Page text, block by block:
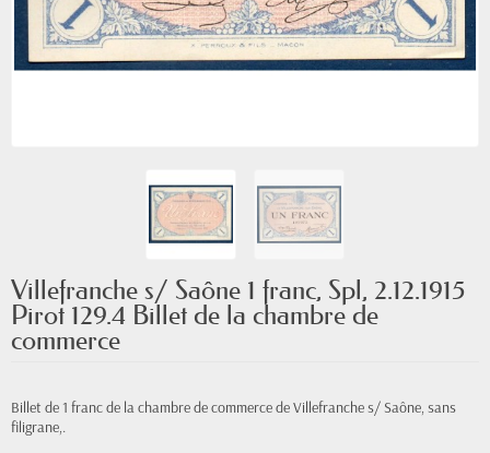
Villefranche s/ Saône 1 franc, Spl, 2.12.1915
Pirot 129.4 Billet de la chambre de
commerce
Billet de 1 franc de la chambre de commerce de Villefranche s/ Saône, sans
filigrane,.